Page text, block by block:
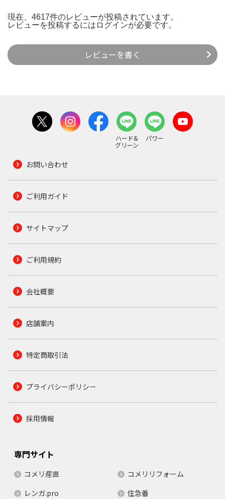
現在、4617件のレビューが投稿されています。
レビューを投稿するには ログインが必要です。
レビューを書く
ハード&
グリーン
パワー
お問い合わせ
ご利用ガイド
サイトマップ
ご利用規約
会社概要
店舗案内
特定商取引法
プライバシーポリシー
採用情報
専門サイト
コメリ産直
コメリリフォーム
レンガ.pro
住急番